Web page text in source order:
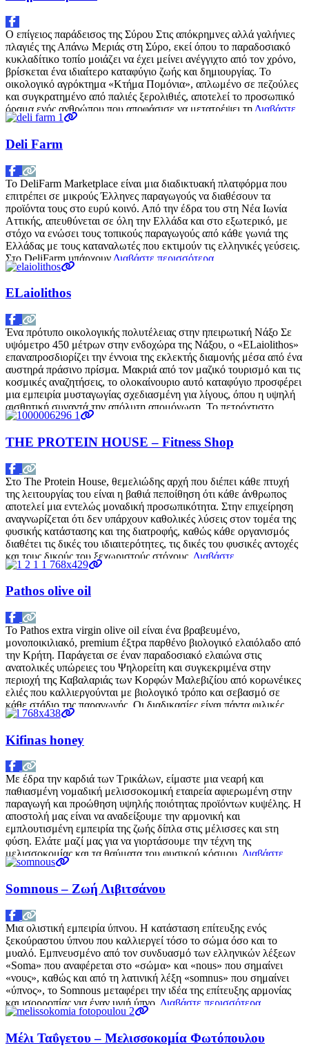
Ο επίγειος παράδεισος της Σύρου Στις απόκρημνες αλλά γαλήνιες
πλαγιές της Απάνω Μεριάς στη Σύρο, εκεί όπου το παραδοσιακό
κυκλαδίτικο τοπίο μοιάζει να έχει μείνει ανέγγιχτο από τον χρόνο,
βρίσκεται ένα ιδιαίτερο καταφύγιο ζωής και δημιουργίας. Το
οικολογικό αγρόκτημα «Κτήμα Πομόνια», απλωμένο σε πεζούλες
και συγκρατημένο από παλιές ξερολιθιές, αποτελεί το προσωπικό
όραμα ενός ανθρώπου που αποφάσισε να μετατρέψει τη Διαβάστε
περισσότερα…
Deli Farm
Το DeliFarm Marketplace είναι μια διαδικτυακή πλατφόρμα που
επιτρέπει σε μικρούς Έλληνες παραγωγούς να διαθέσουν τα
προϊόντα τους στο ευρύ κοινό. Από την έδρα του στη Νέα Ιωνία
Αττικής, απευθύνεται σε όλη την Ελλάδα και στο εξωτερικό, με
στόχο να ενώσει τους τοπικούς παραγωγούς από κάθε γωνιά της
Ελλάδας με τους καταναλωτές που εκτιμούν τις ελληνικές γεύσεις.
Στο DeliFarm υπάρχουν Διαβάστε περισσότερα…
ELaiolithos
Ένα πρότυπο οικολογικής πολυτέλειας στην ηπειρωτική Νάξο Σε
υψόμετρο 450 μέτρων στην ενδοχώρα της Νάξου, ο «ELaiolithos»
επαναπροσδιορίζει την έννοια της εκλεκτής διαμονής μέσα από ένα
αυστηρά πράσινο πρίσμα. Μακριά από τον μαζικό τουρισμό και τις
κοσμικές αναζητήσεις, το ολοκαίνουριο αυτό καταφύγιο προσφέρει
μια εμπειρία μυσταγωγίας σχεδιασμένη για λίγους, όπου η υψηλή
αισθητική συναντά την απόλυτη απομόνωση. Το πετρόχτιστο
συγκρότημα,Διαβάστε περισσότερα…
THE PROTEIN HOUSE – Fitness Shop
Στο The Protein House, θεμελιώδης αρχή που διέπει κάθε πτυχή
της λειτουργίας του είναι η βαθιά πεποίθηση ότι κάθε άνθρωπος
αποτελεί μια εντελώς μοναδική προσωπικότητα. Στην επιχείρηση
αναγνωρίζεται ότι δεν υπάρχουν καθολικές λύσεις στον τομέα της
φυσικής κατάστασης και της διατροφής, καθώς κάθε οργανισμός
διαθέτει τις δικές του ιδιαιτερότητες, τις δικές του φυσικές αντοχές
και τους δικούς του ξεχωριστούς στόχους. Διαβάστε
περισσότερα…
Pathos olive oil
Το Pathos extra virgin olive oil είναι ένα βραβευμένο,
μονοποικιλιακό, premium έξτρα παρθένο βιολογικό ελαιόλαδο από
την Κρήτη. Παράγεται σε έναν παραδοσιακό ελαιώνα στις
ανατολικές υπώρειες του Ψηλορείτη και συγκεκριμένα στην
περιοχή της Καβαλαριάς των Κορφών Μαλεβιζίου από κορωνέικες
ελιές που καλλιεργούνται με βιολογικό τρόπο και σεβασμό σε
κάθε στάδιο της παραγωγής. Οι διαδικασίες είναι πάντα φιλικές
προς το περιβάλλον
Kifinas honey
Με έδρα την καρδιά των Τρικάλων, είμαστε μια νεαρή και
παθιασμένη νομαδική μελισσοκομική εταιρεία αφιερωμένη στην
παραγωγή και προώθηση υψηλής ποιότητας προϊόντων κυψέλης. Η
αποστολή μας είναι να αναδείξουμε την αρμονική και
εμπλουτισμένη εμπειρία της ζωής δίπλα στις μέλισσες και sτη
φύση. Ελάτε μαζί μας για να γιορτάσουμε την τέχνη της
μελισσοκομίας και τα θαύματα του φυσικού κόσμου. Διαβάστε
περισσότερα…
Somnous – Ζωή Λιβιτσάνου
Μια ολιστική εμπειρία ύπνου. Η κατάσταση επίτευξης ενός
ξεκούραστου ύπνου που καλλιεργεί τόσο το σώμα όσο και το
μυαλό. Εμπνευσμένο από τον συνδυασμό των ελληνικών λέξεων
«Soma» που αναφέρεται στο «σώμα» και «nous» που σημαίνει
«νους», καθώς και από τη λατινική λέξη «somnus» που σημαίνει
«ύπνος», το Somnous μεταφέρει την ιδέα της επίτευξης αρμονίας
και ισορροπίας για έναν υγιή ύπνο, Διαβάστε περισσότερα…
Μέλι Ταΰγετου – Μελισσοκομία Φωτόπουλου